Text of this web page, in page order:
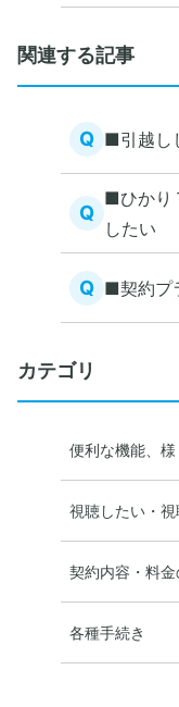
関連する記事
Q ■引越し
Q
■ひかり
したい
Q ■契約プ
カテゴリ
便利な機能、
視聴したい・
契約内容・料
各種手続き